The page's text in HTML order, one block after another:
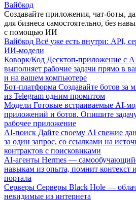
Вайбкод
Создавайте приложения, чат-боты,
для бизнеса самостоятельно, без
с помощью ИИ
Вайбкод Всё уже есть внутри: API,
ИИ-модели
Коворк/Код Десктоп-приложение с
выполняет рабочие задачи прямо в
и на вашем компьютере
Бот-платформа Создавайте ботов за
из Telegram одним промптом
Модели Готовые встраиваемые AI-
приложений и ботов. Опишите
рабочее приложение
AI-поиск Дайте своему AI свежие
за один запрос, со ссылками на
контрактов с поисковиками
AI-агенты Hermes —
навыкам из опыта, помнит контекст
портала
Серверы Серверы Black Hole —
невидимые из интернета